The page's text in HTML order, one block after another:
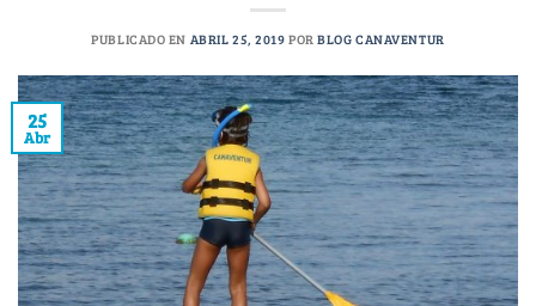
PUBLICADO EN ABRIL 25, 2019 PORBLOG CANAVENTUR
25
Abr